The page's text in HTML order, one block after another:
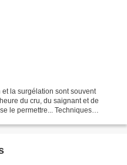
la surgélation sont souvent
du cru, du saignant et de
le permettre... Techniques